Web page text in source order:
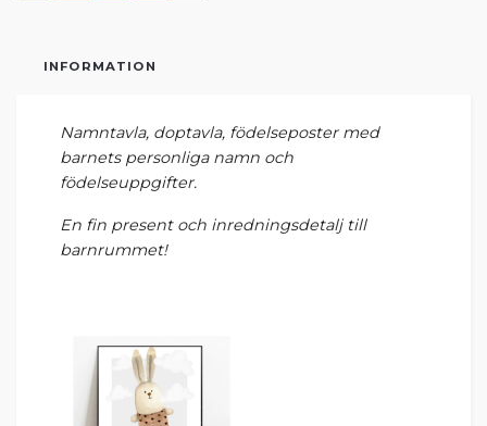
INFORMATION
Namntavla, doptavla, födelseposter med
barnets personliga namn och
födelseuppgifter.
En fin present och inredningsdetalj till
barnrummet!